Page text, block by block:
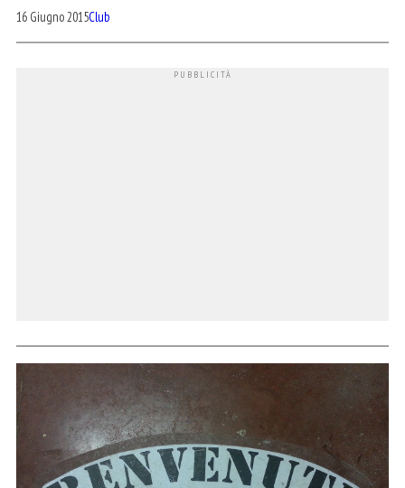
16 Giugno 2015Club